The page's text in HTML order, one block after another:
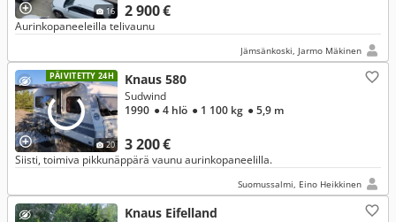
16 2 900 €
Aurinkopaneeleilla telivaunu
Jämsänkoski, Jarmo Mäkinen
PÄIVITETTY 24H
20
Knaus 580
3 200 €
Sudwind
1990 ● 4 hlö ● 1 100 kg ● 5,9 m
Siisti, toimiva pikkunäppärä vaunu aurinkopaneelilla.
Suomussalmi, Eino Heikkinen
Knaus Eifelland